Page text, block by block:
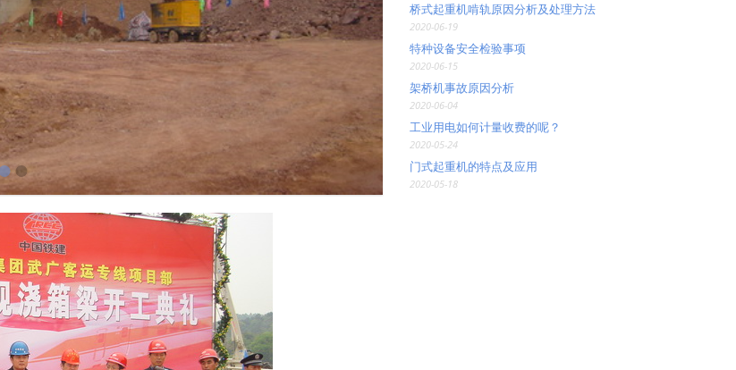
桥式起重机啃轨原因分析及处理方法
2020-06-19
特种设备安全检验事项
2020-06-15
架桥机事故原因分析
2020-06-04
工业用电如何计量收费的呢？
2020-05-24
门式起重机的特点及应用
2020-05-18